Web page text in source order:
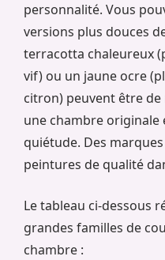
personnalité. Vous
versions plus douces
terracotta chaleureux
vif) ou un jaune ocre
citron) peuvent être
une chambre originale
quiétude. Des
peintures de qualité
Le tableau ci-dessous
grandes familles de
chambre :